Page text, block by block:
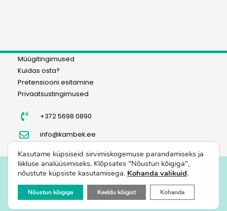
Müügitingimused
Kuidas osta?
Pretensiooni esitamine
Privaatsustingimused
+372 5698 0890
info@kambek.ee
FIE KÜLLI KAMBEK ©2023 Viljapuude ja marjapõõsaste müük
Kasutame küpsiseid sirvimiskogemuse parandamiseks ja
liikluse analüüsimiseks. Klõpsates "Nõustun kõigiga",
nõustute küpsiste kasutamisega. Kohanda valikuid.
Nõustun kõigiga Keeldu kõigist Kohanda